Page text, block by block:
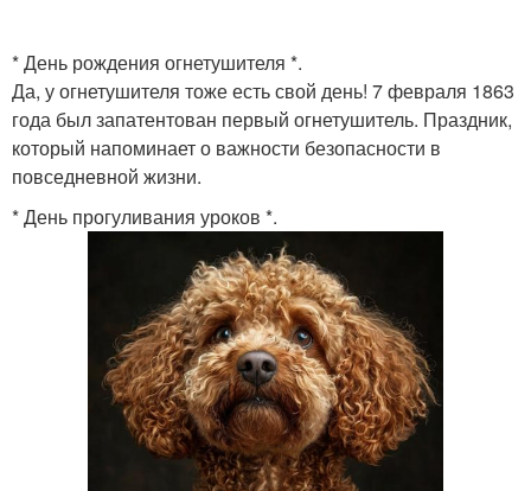
* День рождения огнетушителя *.
Да, у огнетушителя тоже есть свой день! 7 февраля 1863
года был запатентован первый огнетушитель. Праздник,
который напоминает о важности безопасности в
повседневной жизни.
* День прогуливания уроков *.